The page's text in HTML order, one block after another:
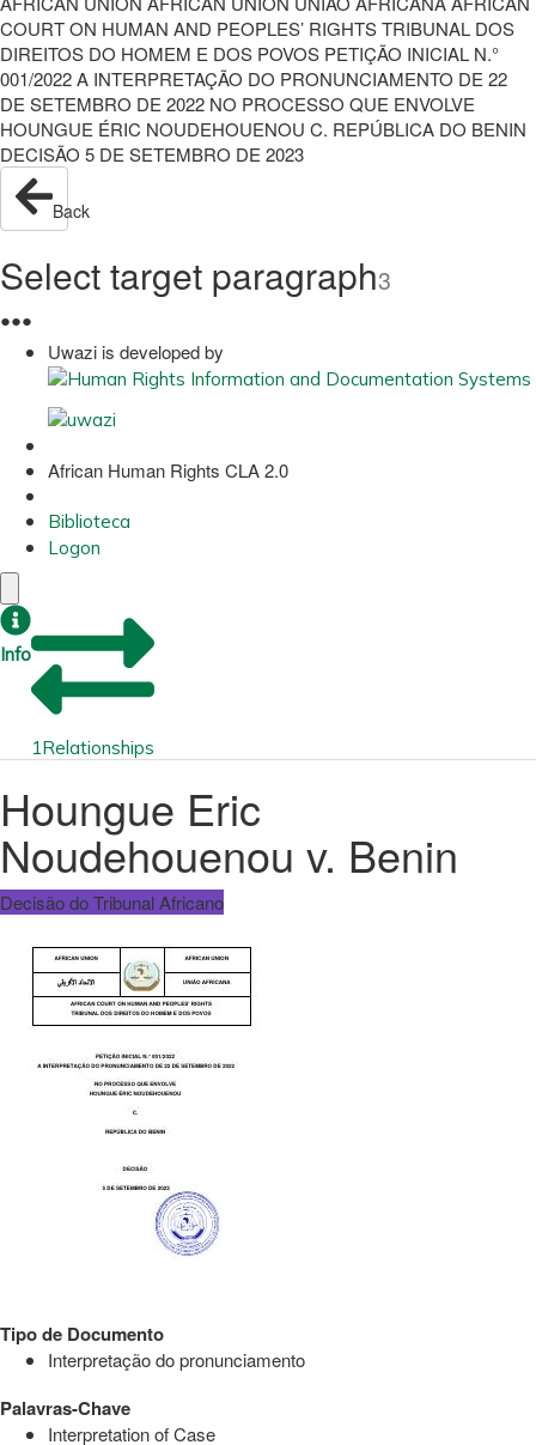
COURT ON HUMAN AND PEOPLES’ RIGHTS TRIBUNAL DOS
DIREITOS DO HOMEM E DOS POVOS PETIÇÃO INICIAL N.°
001/2022 A INTERPRETAÇÃO DO PRONUNCIAMENTO DE 22
DE SETEMBRO DE 2022 NO PROCESSO QUE ENVOLVE
HOUNGUE ÉRIC NOUDEHOUENOU C. REPÚBLICA DO BENIN
DECISÃO 5 DE SETEMBRO DE 2023
Back
Select target paragraph3
●●●
Uwazi is developed by
African Human Rights CLA 2.0
Biblioteca
Logon
Info
1Relationships
Houngue Eric
Noudehouenou v. Benin
Decisão do Tribunal Africano
Tipo de Documento
Interpretação do pronunciamento
Palavras-Chave
Interpretation of Case